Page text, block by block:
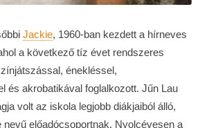
Jackie, 1960-ban kezdett a hírneves
a következő tíz évet rendszeres
énekléssel,
és akrobatikával foglalkozott. Jűn Lau
volt az iskola legjobb diákjaiból álló,
nevű előadócsoportnak. Nyolcévesen a